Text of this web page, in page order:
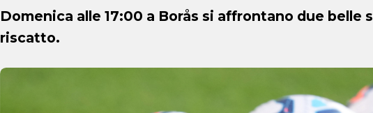
Domenica alle 17:00 a Borås si affrontano due belle
riscatto.